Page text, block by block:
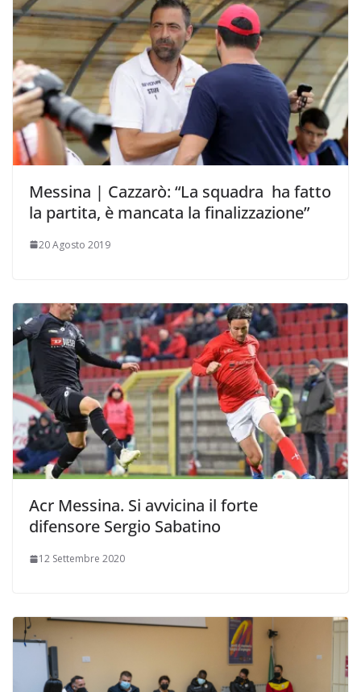
Messina | Cazzarò: “La squadra ha fatto
la partita, è mancata la finalizzazione”
20 Agosto 2019
Acr Messina. Si avvicina il forte
difensore Sergio Sabatino
12 Settembre 2020